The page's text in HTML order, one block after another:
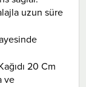
uzun süre
20 Cm
ve